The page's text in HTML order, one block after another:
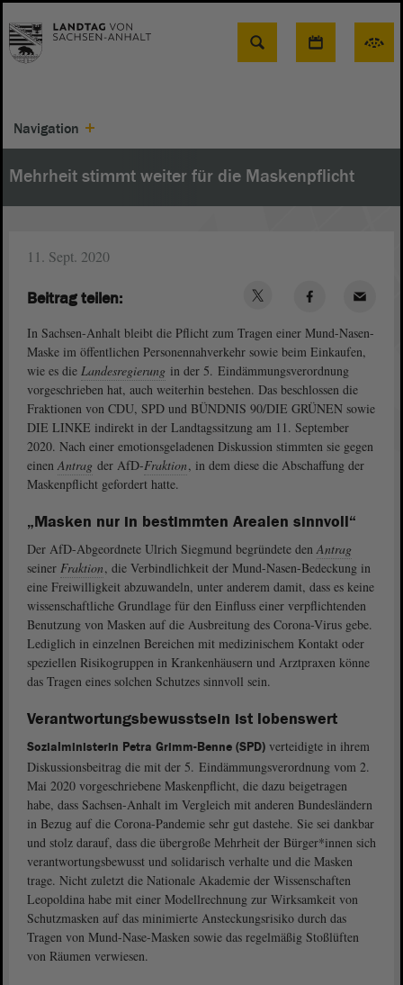
Suche
Navigation
Mehrheit stimmt weiter für die Maskenpflicht
11. Sept. 2020
In Sachsen-Anhalt bleibt die Pflicht zum Tragen einer Mund-Nasen-
Maske im öffentlichen Personennahverkehr sowie beim Einkaufen,
wie es die Landesregierung in der 5. Eindämmungsverordnung
vorgeschrieben hat, auch weiterhin bestehen. Das beschlossen die
Fraktionen von CDU, SPD und BÜNDNIS 90/DIE GRÜNEN sowie
DIE LINKE indirekt in der Landtagssitzung am 11. September
2020. Nach einer emotionsgeladenen Diskussion stimmten sie gegen
einenAntrag der AfD-Fraktion, in dem diese die Abschaffung der
Maskenpflicht gefordert hatte.
„Masken nur in bestimmten Arealen sinnvoll“
Der AfD-Abgeordnete Ulrich Siegmund begründete denAntrag
seiner Fraktion, die Verbindlichkeit der Mund-Nasen-Bedeckung in
eine Freiwilligkeit abzuwandeln, unter anderem damit, dass es keine
wissenschaftliche Grundlage für den Einfluss einer verpflichtenden
Benutzung von Masken auf die Ausbreitung des Corona-Virus gebe.
Lediglich in einzelnen Bereichen mit medizinischem Kontakt oder
speziellen Risikogruppen in Krankenhäusern und Arztpraxen könne
das Tragen eines solchen Schutzes sinnvoll sein.
Verantwortungsbewusstsein ist lobenswert
Sozialministerin Petra Grimm-Benne (SPD) verteidigte in ihrem
Diskussionsbeitrag die mit der 5. Eindämmungsverordnung vom 2.
Mai 2020 vorgeschriebene Maskenpflicht, die dazu beigetragen
habe, dass Sachsen-Anhalt im Vergleich mit anderen Bundesländern
in Bezug auf die Corona-Pandemie sehr gut dastehe. Sie sei dankbar
und stolz darauf, dass die übergroße Mehrheit der Bürger*innen sich
verantwortungsbewusst und solidarisch verhalte und die Masken
trage. Nicht zuletzt die Nationale Akademie der Wissenschaften
Leopoldina habe mit einer Modellrechnung zur Wirksamkeit von
Schutzmasken auf das minimierte Ansteckungsrisiko durch das
Tragen von Mund-Nase-Masken sowie das regelmäßig Stoßlüften
von Räumen verwiesen.
Beitrag teilen: